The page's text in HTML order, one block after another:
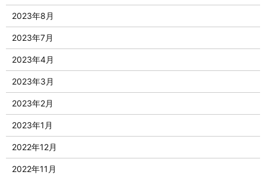
2023年8月
2023年7月
2023年4月
2023年3月
2023年2月
2023年1月
2022年12月
2022年11月